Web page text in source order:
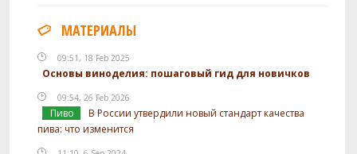
МАТЕРИАЛЫ
09:51, 18 Feb 2025
Основы виноделия: пошаговый гид для новичков
09:54, 26 Feb 2026
Пиво
В России утвердили новый стандарт качества
пива: что изменится